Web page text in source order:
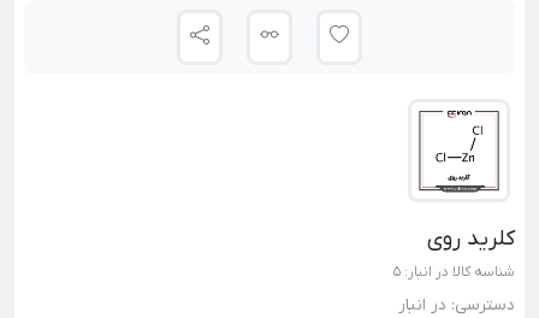
کلرید روی
شناسه کالا در انبار: 5
دسترسی: در انبار